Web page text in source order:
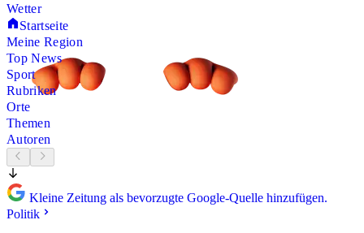
Wetter
Startseite
Meine Region
Top News
Sport
Rubriken
Orte
Themen
Autoren
Kleine Zeitung als bevorzugte Google-Quelle hinzufügen.
Politik